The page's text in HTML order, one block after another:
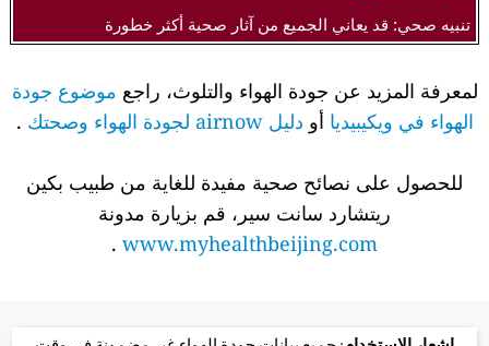
تنبيه صحي: قد يعاني الجميع من آثار صحية أكثر خطورة
لمعرفة المزيد عن جودة الهواء والتلوث، راجع موضوع جودة
الهواء في ويكيبيديا أو دليل airnow لجودة الهواء وصحتك .
للحصول على نصائح صحية مفيدة للغاية من طبيب بكين
ريتشارد سانت سير، قم بزيارة مدونة
www.myhealthbeijing.com
.